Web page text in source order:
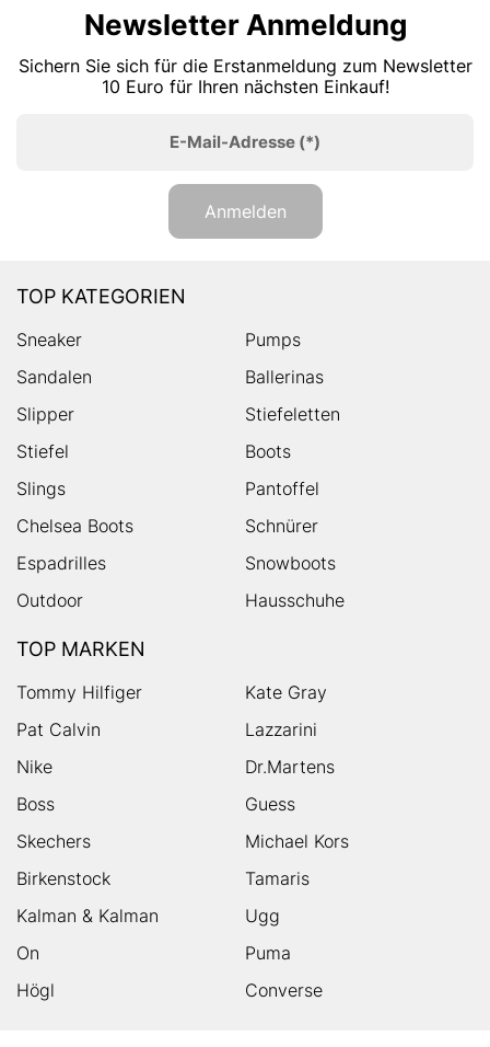
Newsletter Anmeldung
Sichern Sie sich für die Erstanmeldung zum Newsletter
10 Euro für Ihren nächsten Einkauf!
E-Mail-Adresse (*)
Anmelden
TOP KATEGORIEN
Sneaker
Pumps
Sandalen
Ballerinas
Slipper
Stiefeletten
Stiefel
Boots
Slings
Pantoffel
Chelsea Boots
Schnürer
Espadrilles
Snowboots
Outdoor
Hausschuhe
TOP MARKEN
Tommy Hilfiger
Kate Gray
Pat Calvin
Lazzarini
Nike
Dr.Martens
Boss
Guess
Skechers
Michael Kors
Birkenstock
Tamaris
Kalman & Kalman
Ugg
On
Puma
Högl
Converse